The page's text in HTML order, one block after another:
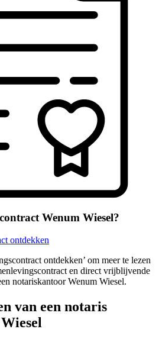
Wenum Wiesel?
ontdekken
ontdekken’ om meer te lezen
en direct vrijblijvende
notariskantoor Wenum Wiesel.
van een notaris